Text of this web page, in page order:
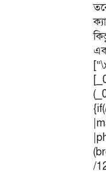
/